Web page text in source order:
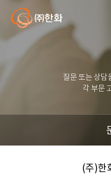
㈜한화
질문 또는 상담
각 부문
(주)한